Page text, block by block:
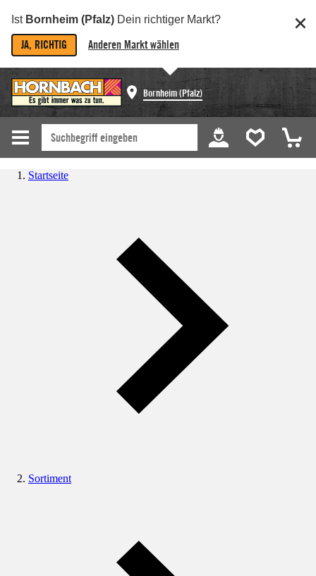
Ist Bornheim (Pfalz) Dein richtiger Markt?
JA, RICHTIG Anderen Markt wählen
Bornheim (Pfalz)
Startseite
Sortiment